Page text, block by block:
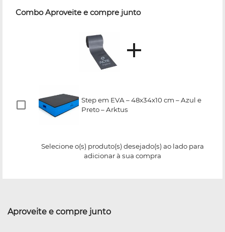
Combo Aproveite e compre junto
Step em EVA – 48x34x10 cm – Azul e
Preto – Arktus
Selecione o(s) produto(s) desejado(s) ao lado para
adicionar à sua compra
Aproveite e compre junto